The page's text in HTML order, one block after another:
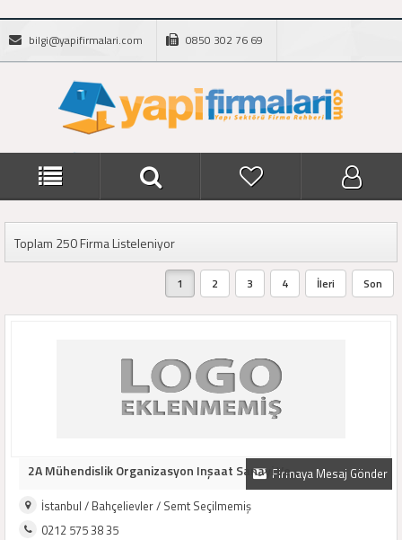
bilgi@yapifirmalari.com 0850 302 76 69
Toplam 250 Firma Listeleniyor
1 2 3 4 İleri Son
Firmaya Mesaj Gönder
2A Mühendislik Organizasyon Inşaat Sanayi Ve ..
İstanbul / Bahçelievler / Semt Seçilmemiş
0212 575 38 35